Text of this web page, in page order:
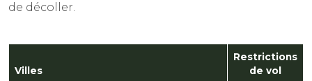
de décoller.
Villes
Restrictions
de vol